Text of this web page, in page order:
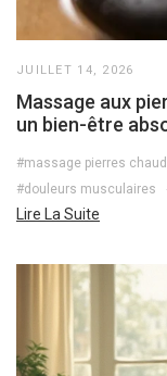
JUILLET 14, 2026
Massage aux
un bien-être
#massage pierres
#douleurs musculaires
Lire La Suite